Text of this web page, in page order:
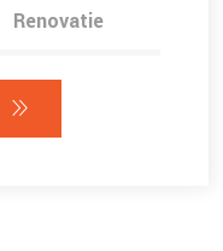
Renovatie